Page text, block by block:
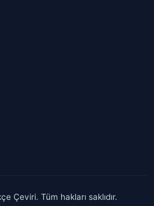
Çeviri. Tüm hakları saklıdır.